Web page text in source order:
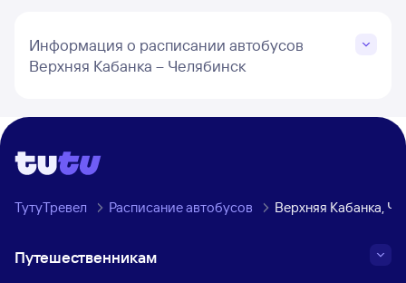
Информация о расписании автобусов
Верхняя Кабанка – Челябинск
ТутуТревел Расписание автобусов Верхняя Кабанка,
Путешественникам